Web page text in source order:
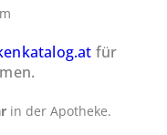
für
in der Apotheke.